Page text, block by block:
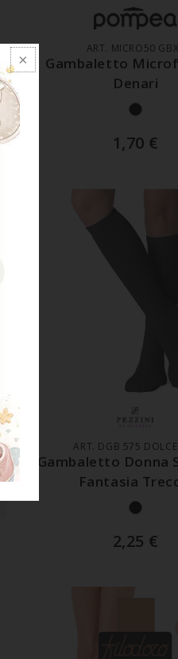
AGGIUNGI AL
ART. MICRO50
Gambaletto
Denari
1,70 €
AGGIUNGI AL
ART. DGB 575
Gambaletto Donna
Fantasia
2,25 €